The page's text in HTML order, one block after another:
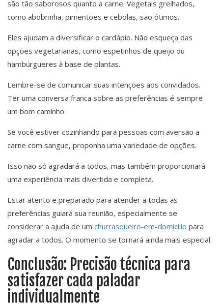
são tão saborosos quanto a carne. Vegetais grelhados,
como abobrinha, pimentões e cebolas, são ótimos.
Eles ajudam a diversificar o cardápio. Não esqueça das
opções vegetarianas, como espetinhos de queijo ou
hambúrgueres à base de plantas.
Lembre-se de comunicar suas intenções aos convidados.
Ter uma conversa franca sobre as preferências é sempre
um bom caminho.
Se você estiver cozinhando para pessoas com aversão a
carne com sangue, proponha uma variedade de opções.
Isso não só agradará a todos, mas também proporcionará
uma experiência mais divertida e completa.
Estar atento e preparado para atender a todas as
preferências guiará sua reunião, especialmente se
considerar a ajuda de um churrasqueiro-em-domicilio para
agradar a todos. O momento se tornará ainda mais especial.
Conclusão: Precisão técnica para
satisfazer cada paladar
individualmente